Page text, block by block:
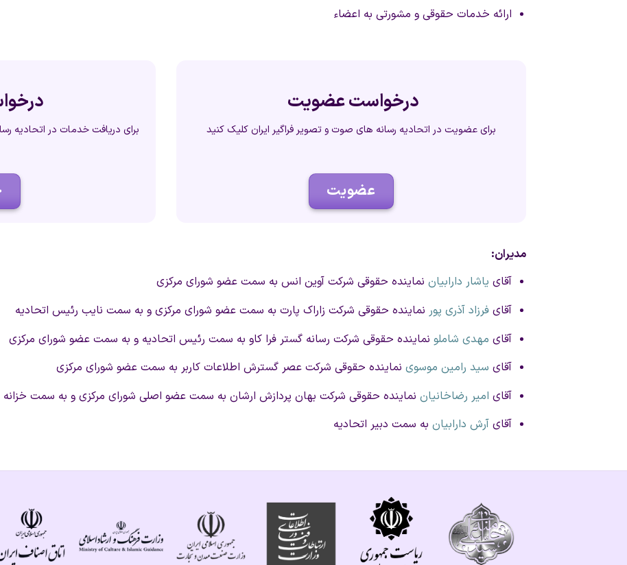
ارائه خدمات حقوقی و مشورتی به اعضاء
درخواست عضویت
برای عضویت در اتحادیه رسانه های صوت و تصویر فراگیر ایران کلیک کنید
عضویت
برای دریافت خدمات در اتحادیه
مدیران:
آقای یاشار دارابیاننماینده حقوقی شرکت آوین انس به سمت عضو شورای مرکزی
آقای فرزاد آذری پور نماینده حقوقی شرکت زاراک پارت به سمت عضو شورای مرکزی و به سمت نایب رئیس اتحادیه
آقای مهدی شاملونماینده حقوقی شرکت رسانه گستر فرا کاو به سمت رئیس اتحادیه و به سمت عضو شورای مرکزی
آقای سید رامین موسوینماینده حقوقی شرکت عصر گسترش اطلاعات کاربر به سمت عضو شورای مرکزی
آقای امیر رضاخانیاننماینده حقوقی شرکت بهان پردازش ارشان به سمت عضو اصلی شورای مرکزی و به سمت خزانه
آقای آرش دارابیانبه سمت دبیر اتحادیه